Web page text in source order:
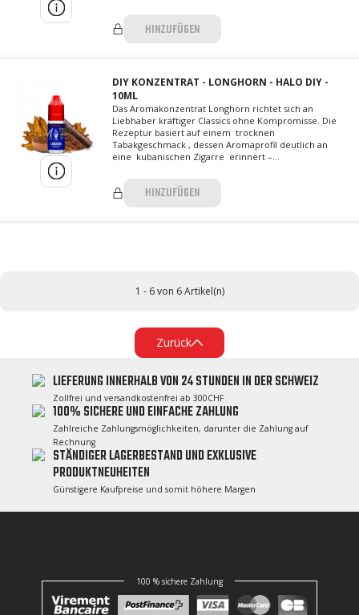
HINZUFÜGEN
DIY KONZENTRAT - LONGHORN - HALO DIY -
10ML
Das Aromakonzentrat Longhorn richtet sich an
Liebhaber kräftiger Classics ohne Kompromisse. Die
Rezeptur basiert auf einem trocknen
Tabakgeschmack , dessen Aromaprofil deutlich an
eine kubanischen Zigarre erinnert –...
HINZUFÜGEN
1 - 6 von 6 Artikel(n)
Zurück
LIEFERUNG INNERHALB VON 24 STUNDEN IN DER SCHWEIZ
Zollfrei und versandkostenfrei ab 300CHF
100% SICHERE UND EINFACHE ZAHLUNG
Zahlreiche Zahlungsmöglichkeiten, darunter die Zahlung auf
Rechnung
STÄNDIGER LAGERBESTAND UND EXKLUSIVE
PRODUKTNEUHEITEN
Günstigere Kaufpreise und somit höhere Margen
100 % sichere Zahlung